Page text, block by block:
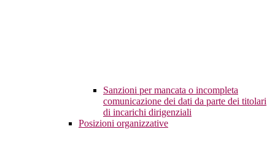
Sanzioni per mancata o incompleta
comunicazione dei dati da parte dei titolari
di incarichi dirigenziali
Posizioni organizzative